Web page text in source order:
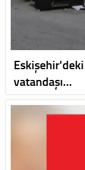
vatandaşı…